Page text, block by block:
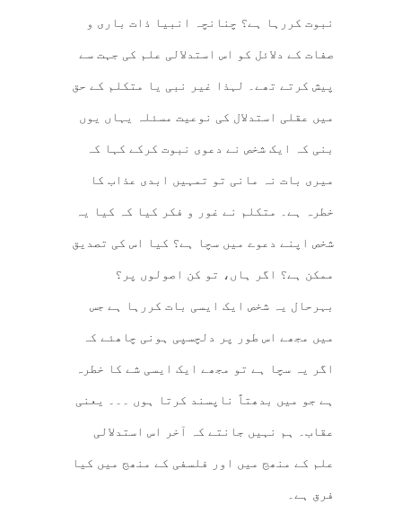
نبوت کررہا ہے؟ چنانچہ انبیا ذات باری و
صفات کے دلائل کو اس استدلالی علم کی جہت سے
پیش کرتے تھے۔ لہذا غیر نبی یا متکلم کے حق
میں عقلی استدلال کی نوعیت مسئلہ یہاں یوں
بنی کہ ایک شخص نے دعوی نبوت کرکے کہا کہ
میری بات نہ مانی تو تمہیں ابدی عذاب کا
خطرہ ہے۔ متکلم نے غور و فکر کیا کہ کیا یہ
شخص اپنے دعوے میں سچا ہے؟ کیا اس کی تصدیق
ممکن ہے؟ اگر ہاں، تو کن اصولوں پر؟
بہرحال یہ شخص ایک ایسی بات کررہا ہے جس
میں مجھے اس طور پر دلچسپی ہونی چاھئے کہ
اگر یہ سچا ہے تو مجھے ایک ایسی شے کا خطرہ
ہے جو میں بدھتاً ناپسند کرتا ہوں ۔۔۔ یعنی
عقاب۔ ہم نہیں جانتے کہ آخر اس استدلالی
علم کے منھج میں اور فلسفی کے منھج میں کیا
فرق ہے۔